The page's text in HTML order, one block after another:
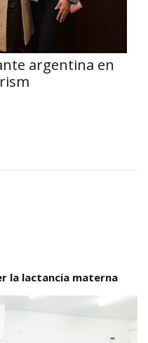
argentina en
la lactancia materna